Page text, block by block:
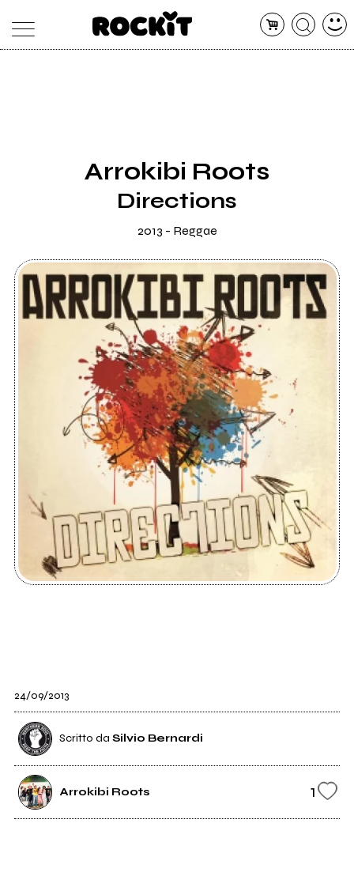
SHOPArrokibi Roots
Directions
2013 - Reggae
24/09/2013
Scritto da Silvio Bernardi
Arrokibi Roots 1